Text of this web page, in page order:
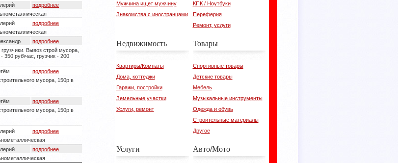
подробнее
подробнее
подробнее
Вывоз строй мусора,
350 руб\час, грузчик - 200
подробнее
мусора, 150р в
подробнее
мусора, 150р в
подробнее
подробнее
Мужчина ищет мужчину
Знакомства с иностранцами
КПК / Ноутбуки
Переферия
Ремонт, услуги
Недвижимость
Квартиры/Комнаты
Дома, коттеджи
Гаражи, постройки
Земельные участки
Услуги, ремонт
Товары
Спортивные товары
Детские товары
Мебель
Музыкальные инструменты
Одежда и обувь
Строительные материалы
Другое
Услуги Авто/Мото